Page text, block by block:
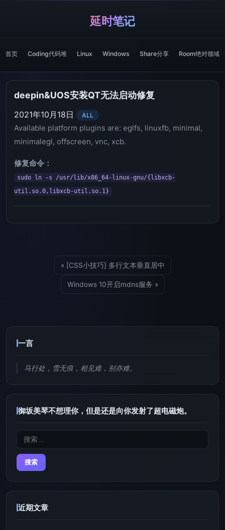
延时笔记
首页 Coding代码堆 Linux Windows Share分享 Room绝对领域
deepin&UOS安装QT无法启动修复
2021年10月18日 ALL
Available platform plugins are: eglfs, linuxfb, minimal,
minimalegl, offscreen, vnc, xcb.
修复命令：
sudo ln -s /usr/lib/x86_64-linux-gnu/{libxcb-
util.so.0,libxcb-util.so.1}
« [CSS小技巧] 多行文本垂直居中
Windows 10开启mdns服务 »
一言
马行处，雪无痕，相见难，别亦难。
御坂美琴不想理你，但是还是向你发射了超电磁炮。
搜
近期文章